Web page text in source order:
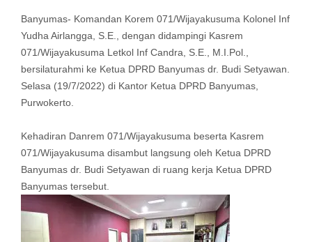
Banyumas- Komandan Korem 071/Wijayakusuma Kolonel Inf
Yudha Airlangga, S.E., dengan didampingi Kasrem
071/Wijayakusuma Letkol Inf Candra, S.E., M.I.Pol.,
bersilaturahmi ke Ketua DPRD Banyumas dr. Budi Setyawan.
Selasa (19/7/2022) di Kantor Ketua DPRD Banyumas,
Purwokerto.
Kehadiran Danrem 071/Wijayakusuma beserta Kasrem
071/Wijayakusuma disambut langsung oleh Ketua DPRD
Banyumas dr. Budi Setyawan di ruang kerja Ketua DPRD
Banyumas tersebut.